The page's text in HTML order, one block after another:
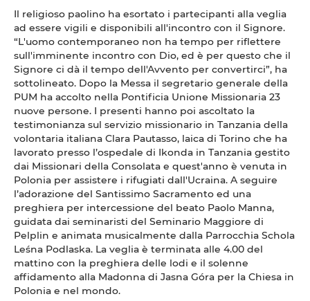
Il religioso paolino ha esortato i partecipanti alla veglia
ad essere vigili e disponibili all'incontro con il Signore.
“L'uomo contemporaneo non ha tempo per riflettere
sull'imminente incontro con Dio, ed è per questo che il
Signore ci dà il tempo dell'Avvento per convertirci”, ha
sottolineato. Dopo la Messa il segretario generale della
PUM ha accolto nella Pontificia Unione Missionaria 23
nuove persone. I presenti hanno poi ascoltato la
testimonianza sul servizio missionario in Tanzania della
volontaria italiana Clara Pautasso, laica di Torino che ha
lavorato presso l’ospedale di Ikonda in Tanzania gestito
dai Missionari della Consolata e quest'anno è venuta in
Polonia per assistere i rifugiati dall'Ucraina. A seguire
l’adorazione del Santissimo Sacramento ed una
preghiera per intercessione del beato Paolo Manna,
guidata dai seminaristi del Seminario Maggiore di
Pelplin e animata musicalmente dalla Parrocchia Schola
Leśna Podlaska. La veglia è terminata alle 4.00 del
mattino con la preghiera delle lodi e il solenne
affidamento alla Madonna di Jasna Góra per la Chiesa in
Polonia e nel mondo.